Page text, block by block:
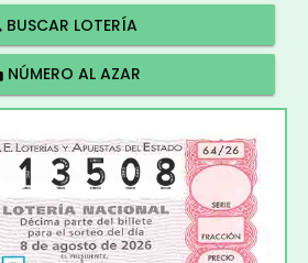
BUSCAR LOTERÍA
NÚMERO AL AZAR